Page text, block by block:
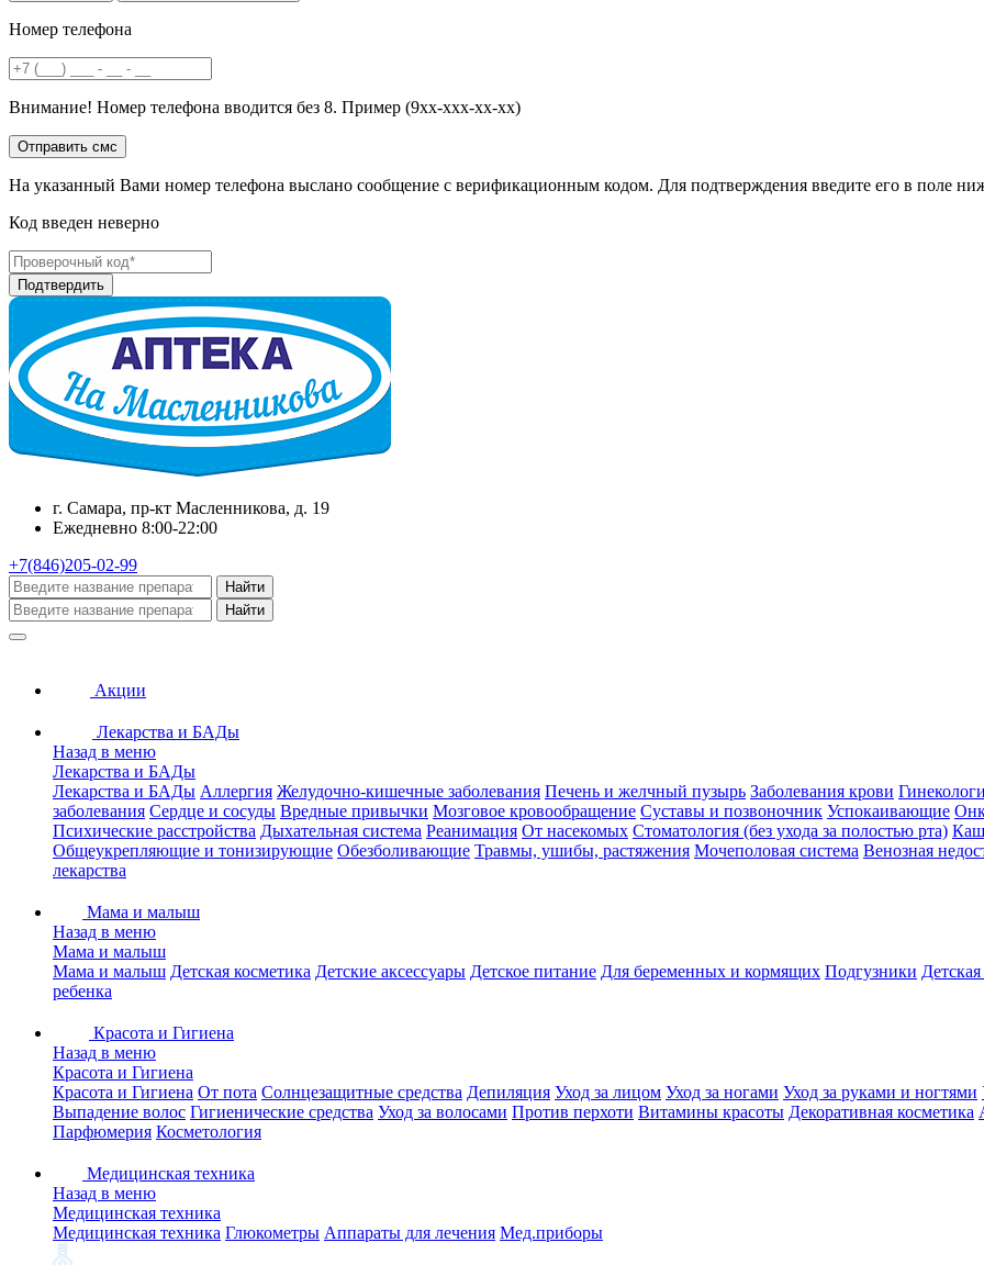
Номер телефона
Внимание! Номер телефона вводится без 8. Пример (9хх-ххх-хх-хх)
На указанный Вами номер телефона выслано сообщение с верификационным кодом. Для подтверждения введите его в поле
Код введен неверно
г. Самара, пр-кт Масленникова, д. 19
Ежедневно 8:00-22:00
+7(846)205-02-99
Найти
Найти
Акции
Лекарства и БАДы
Назад в меню
Лекарства и БАДы
Лекарства и БАДы Аллергия Желудочно-кишечные заболевания Печень и желчный пузырь Заболевания крови
заболевания Сердце и сосуды Вредные привычки Мозговое кровообращение Суставы и позвоночник Успокаивающие
Психические расстройства Дыхательная система Реанимация От насекомых Стоматология (без ухода за полостью рта)
Общеукрепляющие и тонизирующие Обезболивающие Травмы, ушибы, растяжения Мочеполовая система Венозная
лекарства
Мама и малыш
Назад в меню
Мама и малыш
Мама и малыш Детская косметика Детские аксессуары Детское питание Для беременных и кормящих Подгузники
ребенка
Красота и Гигиена
Назад в меню
Красота и Гигиена
Красота и Гигиена От пота Солнцезащитные средства Депиляция Уход за лицом Уход за ногами Уход за руками и ногтями
Выпадение волос Гигиенические средства Уход за волосами Против перхоти Витамины красоты Декоративная косметика
Парфюмерия Косметология
Медицинская техника
Назад в меню
Медицинская техника
Медицинская техника Глюкометры Аппараты для лечения Мед.приборы